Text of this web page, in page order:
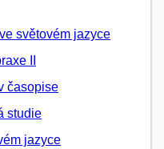
světovém jazyce
II
časopise
studie
jazyce